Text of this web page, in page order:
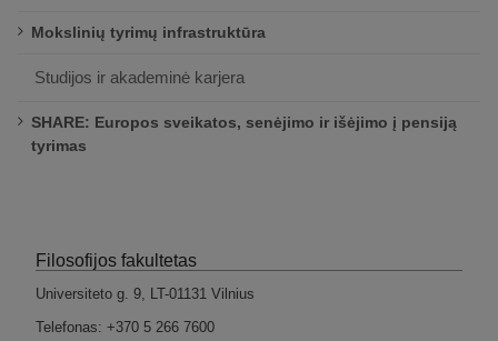
Mokslinių tyrimų infrastruktūra
Studijos ir akademinė karjera
SHARE: Europos sveikatos, senėjimo ir išėjimo į pensiją
tyrimas
Filosofijos fakultetas
Universiteto g. 9, LT-01131 Vilnius
Telefonas: +370 5 266 7600